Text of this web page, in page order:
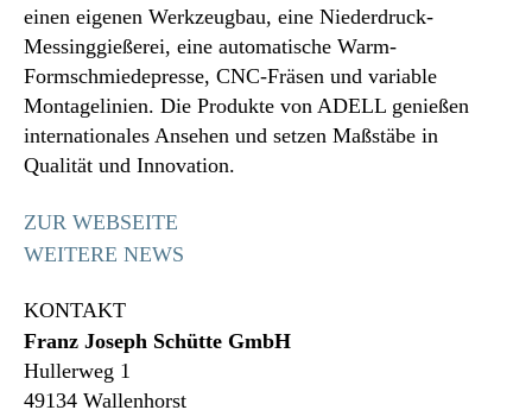
einen eigenen Werkzeugbau, eine Niederdruck-
Messinggießerei, eine automatische Warm-
Formschmiedepresse, CNC-Fräsen und variable
Montagelinien. Die Produkte von ADELL genießen
internationales Ansehen und setzen Maßstäbe in
Qualität und Innovation.
ZUR WEBSEITE
WEITERE NEWS
KONTAKT
Franz Joseph Schütte GmbH
Hullerweg 1
49134 Wallenhorst